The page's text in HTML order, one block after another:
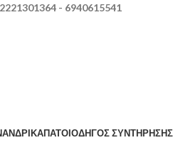
2221301364 - 6940615541
ΑΝΔΡΙΚΆΠΆΤΟΙΟΔΗΓΌΣ ΣΥΝΤΉΡΗΣΗΣ